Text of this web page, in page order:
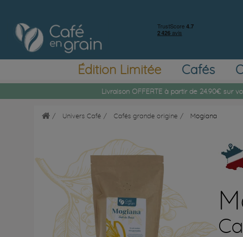
Édition Limitée Cafés
Livraison OFFERTE à partir de 24.90€ sur
Univers Café Cafés grande origine Mogiana